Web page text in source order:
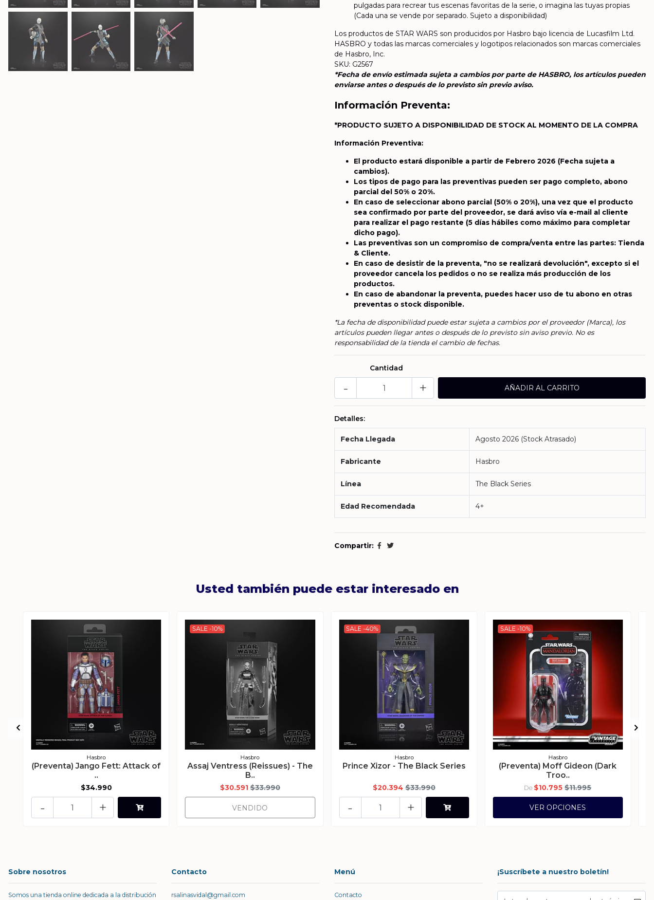
pulgadas para recrear tus escenas favoritas de la serie, o imagina las tuyas propias
(Cada una se vende por separado. Sujeto a disponibilidad)
Los productos de STAR WARS son producidos por Hasbro bajo licencia de Lucasfilm Ltd.
HASBRO y todas las marcas comerciales y logotipos relacionados son marcas comerciales
de Hasbro, Inc.
SKU: G2567
*Fecha de envío estimada sujeta a cambios por parte de HASBRO, los artículos pueden
enviarse antes o después de lo previsto sin previo aviso.
Información Preventa:
*PRODUCTO SUJETO A DISPONIBILIDAD DE STOCK AL MOMENTO DE LA COMPRA
Información Preventiva:
El producto estará disponible a partir de Febrero 2026 (Fecha sujeta a
cambios).
Los tipos de pago para las preventivas pueden ser pago completo, abono
parcial del 50% o 20%.
En caso de seleccionar abono parcial (50% o 20%), una vez que el producto
sea confirmado por parte del proveedor, se dará aviso vía e-mail al cliente
para realizar el pago restante (5 días hábiles como máximo para completar
dicho pago).
Las preventivas son un compromiso de compra/venta entre las partes: Tienda
& Cliente.
En caso de desistir de la preventa, "no se realizará devolución", excepto si el
proveedor cancela los pedidos o no se realiza más producción de los
productos.
En caso de abandonar la preventa, puedes hacer uso de tu abono en otras
preventas o stock disponible.
*La fecha de disponibilidad puede estar sujeta a cambios por el proveedor (Marca), los
artículos pueden llegar antes o después de lo previsto sin aviso previo. No es
responsabilidad de la tienda el cambio de fechas.
Cantidad
+
-
Detalles:
Fecha Llegada Agosto 2026 (Stock Atrasado)
Fabricante Hasbro
Línea The Black Series
Edad Recomendada 4+
Compartir:
Usted también puede estar interesado en
Hasbro
(Preventa) Jango Fett: Attack of
..
$34.990
+
-
SALE -10%
Hasbro
Assaj Ventress (Reissues) - The
B..
$30.591 $33.990
VENDIDO
SALE -40%
Hasbro
Prince Xizor - The Black Series
$20.394 $33.990
+
-
SALE -10%
Hasbro
(Preventa) Moff Gideon (Dark
Troo..
De $10.795 $11.995
VER OPCIONES
Sobre nosotros
Somos una tienda online dedicada a la distribución
Contacto
rsalinasvidal@gmail.com
Menú
Contacto
¡Suscríbete a nuestro boletín!